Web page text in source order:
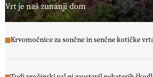
Vrt je naš zunanji dom
Krvomočnice za sončne in senčne kotičke